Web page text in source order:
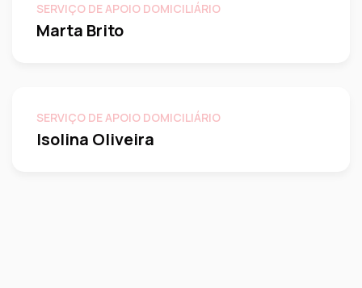
SERVIÇO DE APOIO DOMICILIÁRIO
Marta Brito
SERVIÇO DE APOIO DOMICILIÁRIO
Isolina Oliveira